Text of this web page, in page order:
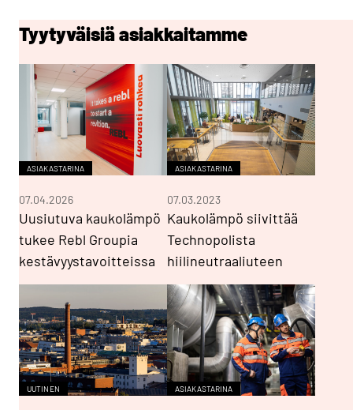
Tyytyväisiä asiakkaitamme
ASIAKASTARINA
Uusiutuva kaukolämpö
tukee Rebl Groupia
kestävyystavoitteissa
07.04.2026
ASIAKASTARINA
Kaukolämpö siivittää
Technopolista
hiilineutraaliuteen
07.03.2023
UUTINEN ASIAKASTARINA